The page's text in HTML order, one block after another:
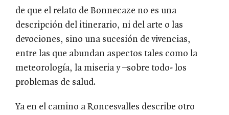
de que el relato de Bonnecaze no es una
descripción del itinerario, ni del arte o las
devociones, sino una sucesión de vivencias,
entre las que abundan aspectos tales como la
meteorología, la miseria y –sobre todo- los
problemas de salud.
Ya en el camino a Roncesvalles describe otro